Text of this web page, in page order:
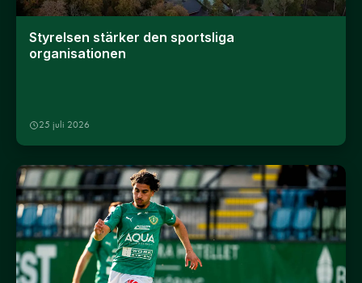
Styrelsen stärker den sportsliga
organisationen
25 juli 2026